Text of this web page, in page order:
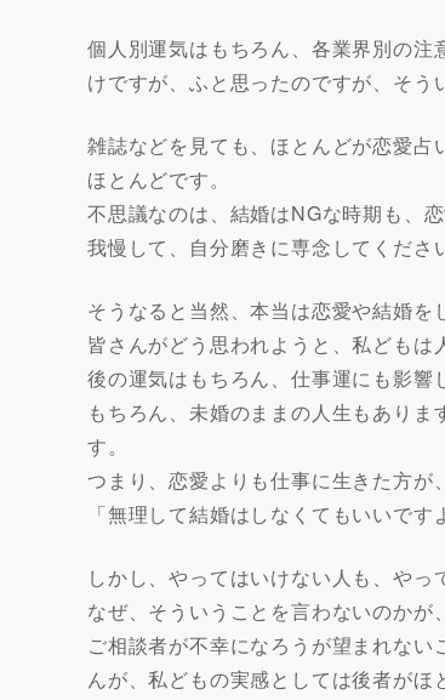
個人別運気はもちろん、各業界別の
けですが、ふと思ったのですが、そう
雑誌などを見ても、ほとんどが恋愛
ほとんどです。
不思議なのは、結婚はNGな時期も、
我慢して、自分磨きに専念してくださ
そうなると当然、本当は恋愛や結婚を
皆さんがどう思われようと、私どもは
後の運気はもちろん、仕事運にも影響
もちろん、未婚のままの人生もあり
す。
つまり、恋愛よりも仕事に生きた方
「無理して結婚はしなくてもいいです
しかし、やってはいけない人も、やっ
なぜ、そういうことを言わないのかが
ご相談者が不幸になろうが望まれな
んが、私どもの実感としては後者がほ